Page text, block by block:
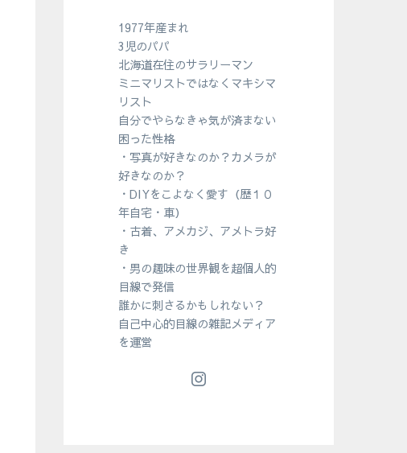
1977年産まれ
3児のパパ
北海道在住のサラリーマン
ミニマリストではなくマキシマ
リスト
自分でやらなきゃ気が済まない
困った性格
・写真が好きなのか？カメラが
好きなのか？
・DIYをこよなく愛す（歴１０
年自宅・車）
・古着、アメカジ、アメトラ好
き
・男の趣味の世界観を超個人的
目線で発信
誰かに刺さるかもしれない？
自己中心的目線の雑記メディア
を運営